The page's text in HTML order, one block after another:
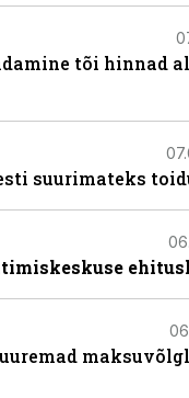
tõi hinnad
suurimateks